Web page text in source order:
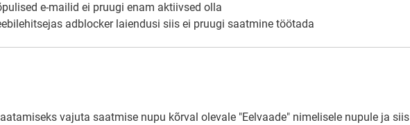
e-mailid ei pruugi enam aktiivsed olla
adblocker laiendusi siis ei pruugi saatmine töötada
vajuta saatmise nupu kõrval olevale "Eelvaade" nimelisele nupule ja siis